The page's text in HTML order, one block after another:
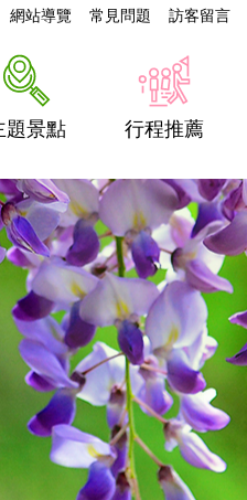
網站導覽 常見問題 訪客留言
題景點 行程推薦